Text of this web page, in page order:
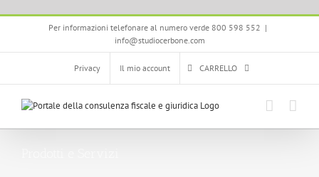
Salta
Per informazioni telefonare al numero verde 800 598 552 |
info@studiocerbone.com
Privacy Il mio account CARRELLO